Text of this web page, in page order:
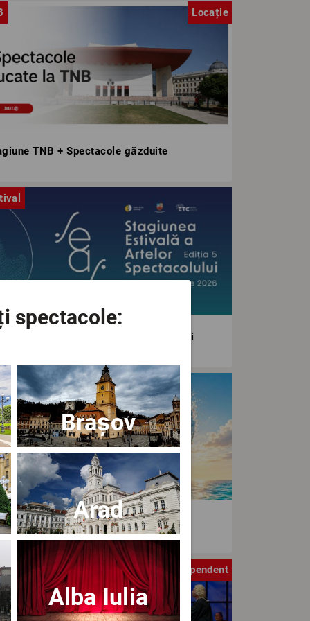
Locație
TNB + Spectacole găzduite
Estivală a Artelor Spectacolului
Film & Arts Festival editia IV
Independent
spectacole:
Brașov
Arad
Alba Iulia